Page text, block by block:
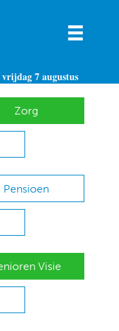
vrijdag 7 augustus
Zorg
Pensioen
Visie